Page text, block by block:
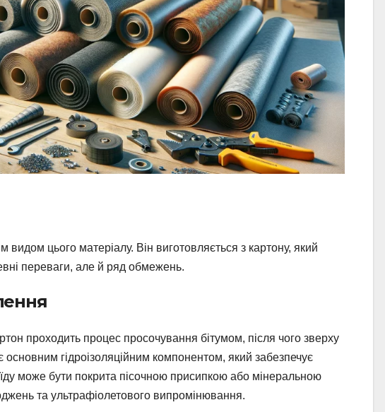
цього матеріалу. Він виготовляється з картону, який
переваги, але й ряд обмежень.
проходить процес просочування бітумом, після чого зверху
гідроізоляційним компонентом, який забезпечує
може бути покрита пісочною присипкою або мінеральною
та ультрафіолетового випромінювання.